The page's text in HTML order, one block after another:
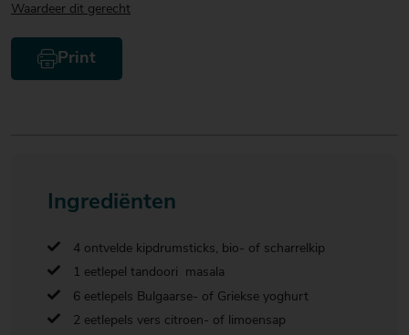
Waardeer dit gerecht
Print
Ingrediënten
4 ontvelde kipdrumsticks, bio- of scharrelkip
1 eetlepel tandoori masala
6 eetlepels Bulgaarse- of Griekse yoghurt
2 eetlepels vers citroen- of limoensap